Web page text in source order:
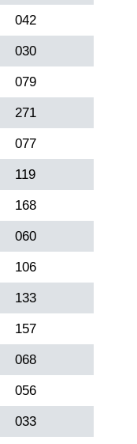
042
030
079
271
077
119
168
060
106
133
157
068
056
033